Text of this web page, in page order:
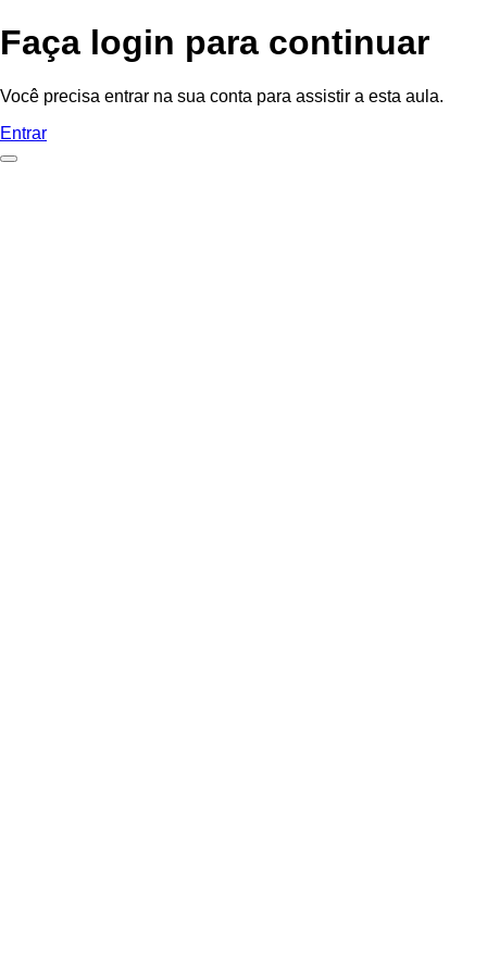
Faça login para continuar
Você precisa entrar na sua conta para assistir a esta aula.
Entrar